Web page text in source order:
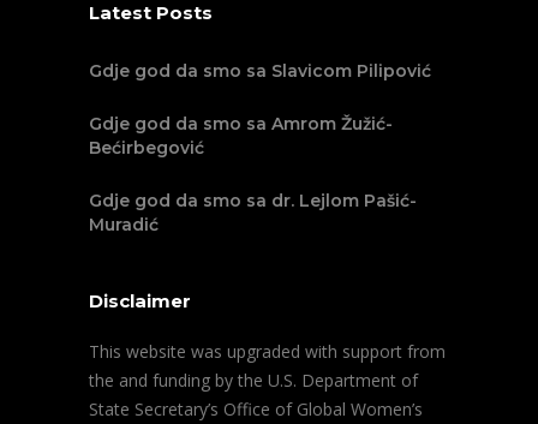
Latest Posts
Gdje god da smo sa Slavicom Pilipović
Gdje god da smo sa Amrom Žužić-
Bećirbegović
Gdje god da smo sa dr. Lejlom Pašić-
Muradić
Disclaimer
This website was upgraded with support from
the and funding by the U.S. Department of
State Secretary’s Office of Global Women’s